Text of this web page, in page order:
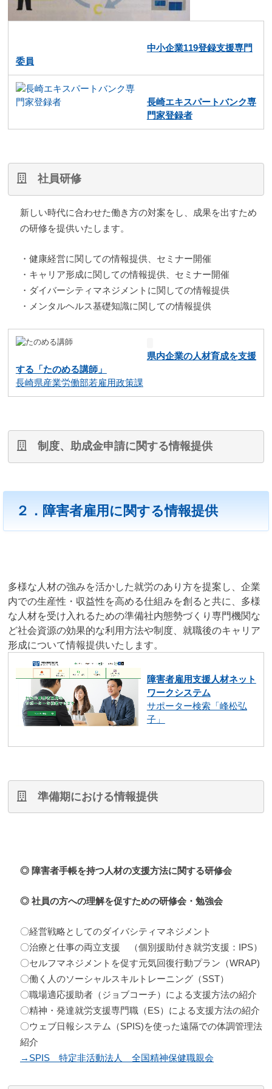
中小企業119登録支援専門
委員
長崎エキスパートバンク専
門家登録者
社員研修
新しい時代に合わせた働き方の対案をし、成果を出すため
の研修を提供いたします。
・健康経営に関しての情報提供、セミナー開催
・キャリア形成に関しての情報提供、セミナー開催
・ダイバーシティマネジメントに関しての情報提供
・メンタルヘルス基礎知識に関しての情報提供
県内企業の人材育成を支援
する「たのめる講師」
長崎県産業労働部若雇用政策課
制度、助成金申請に関する情報提供
２．障害者雇用に関する情報提供
多様な人材の強みを活かした就労のあり方を提案し、企業
内での生産性・収益性を高める仕組みを創ると共に、多様
な人材を受け入れるための準備社内態勢づくり専門機関な
ど社会資源の効果的な利用方法や制度、就職後のキャリア
形成について情報提供いたします。
障害者雇用支援人材ネット
ワークシステム
サポーター検索「峰松弘
子」
準備期における情報提供
◎ 障害者手帳を持つ人材の支援方法に関する研修会
◎ 社員の方への理解を促すための研修会・勉強会
〇経営戦略としてのダイバシティマネジメント
〇治療と仕事の両立支援 （個別援助付き就労支援：IPS）
〇セルフマネジメントを促す元気回復行動プラン（WRAP)
〇働く人のソーシャルスキルトレーニング（SST）
〇職場適応援助者（ジョブコーチ）による支援方法の紹介
〇精神・発達就労支援専門職（ES）による支援方法の紹介
〇ウェブ日報システム（SPIS)を使った遠隔での体調管理法
紹介
→SPIS 特定非活動法人 全国精神保健職親会